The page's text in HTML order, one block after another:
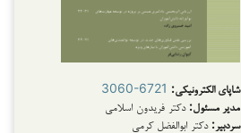
شاپای الکترونیکی: 3060-6721
مدیر مسئول: دکتر فریدون اسلامی
سردبیر: دکتر ابوالفضل کرمی